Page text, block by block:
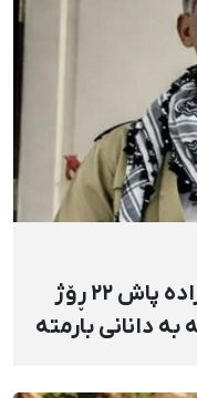
نەغەدە؛ مەسعوود عەبدوڵڵازادە پاش ٢٢ ڕۆژ
دانانی بارمتە